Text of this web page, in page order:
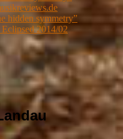
hidden symmetry”
2014/02